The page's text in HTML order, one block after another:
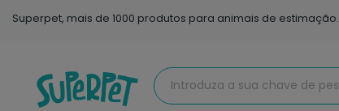
Superpet, mais de 1000 produtos para animais de estimação.